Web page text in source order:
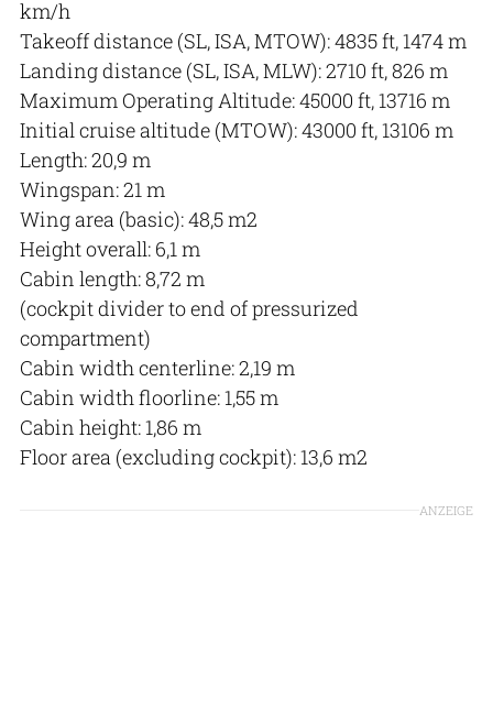
km/h
Takeoff distance (SL, ISA, MTOW): 4835 ft, 1474 m
Landing distance (SL, ISA, MLW): 2710 ft, 826 m
Maximum Operating Altitude: 45000 ft, 13716 m
Initial cruise altitude (MTOW): 43000 ft, 13106 m
Length: 20,9 m
Wingspan: 21 m
Wing area (basic): 48,5 m2
Height overall: 6,1 m
Cabin length: 8,72 m
(cockpit divider to end of pressurized
compartment)
Cabin width centerline: 2,19 m
Cabin width floorline: 1,55 m
Cabin height: 1,86 m
Floor area (excluding cockpit): 13,6 m2
ANZEIGE